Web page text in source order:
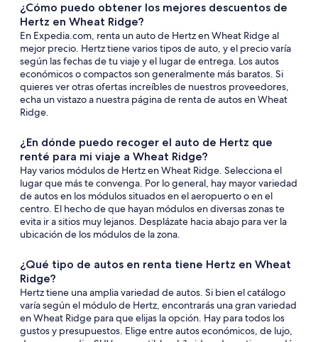
¿Cómo puedo obtener los mejores descuentos de
Hertz en Wheat Ridge?
En Expedia.com, renta un auto de Hertz en Wheat Ridge al
mejor precio. Hertz tiene varios tipos de auto, y el precio varía
según las fechas de tu viaje y el lugar de entrega. Los autos
económicos o compactos son generalmente más baratos. Si
quieres ver otras ofertas increíbles de nuestros proveedores,
echa un vistazo a nuestra página de renta de autos en Wheat
Ridge.
¿En dónde puedo recoger el auto de Hertz que
renté para mi viaje a Wheat Ridge?
Hay varios módulos de Hertz en Wheat Ridge. Selecciona el
lugar que más te convenga. Por lo general, hay mayor variedad
de autos en los módulos situados en el aeropuerto o en el
centro. El hecho de que hayan módulos en diversas zonas te
evita ir a sitios muy lejanos. Desplázate hacia abajo para ver la
ubicación de los módulos de la zona.
¿Qué tipo de autos en renta tiene Hertz en Wheat
Ridge?
Hertz tiene una amplia variedad de autos. Si bien el catálogo
varía según el módulo de Hertz, encontrarás una gran variedad
en Wheat Ridge para que elijas la opción. Hay para todos los
gustos y presupuestos. Elige entre autos económicos, de lujo,